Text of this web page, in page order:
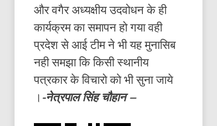
और वगैर अध्यक्षीय उदवोधन के ही
कार्यक्रम का समापन हो गया वही
प्रदेश से आई टीम ने भी यह मुनासिब
नही समझा कि किसी स्थानीय
पत्रकार के विचारो को भी सुना जाये
। -नेत्रपाल सिंह चौहान –